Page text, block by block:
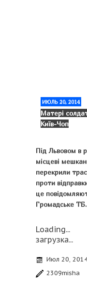
ИЮЛЬ 20, 2014
Матері
Київ-Чоп
Під Львовом в
місцеві
перекрили
проти
це
Громадське ТБ.
Loading...
загрузка...
Июл 20,
2309misha